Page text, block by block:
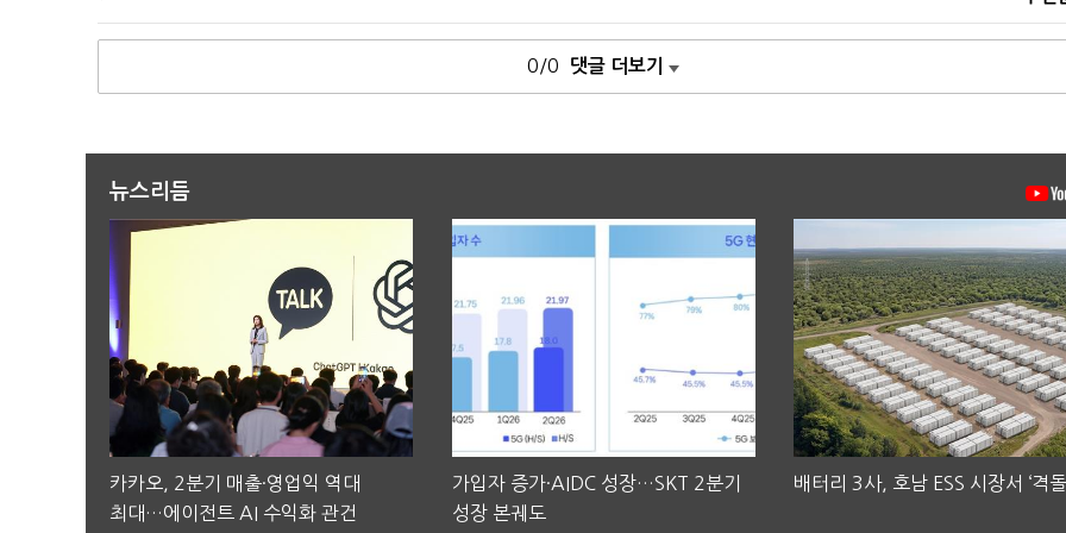
0/0 댓글 더보기
뉴스리듬
카카오, 2분기 매출·영업익 역대
최대…에이전트 AI 수익화 관건
가입자 증가·AIDC 성장…SKT 2분기
성장 본궤도
배터리 3사, 호남 ESS 시장서 ‘격돌